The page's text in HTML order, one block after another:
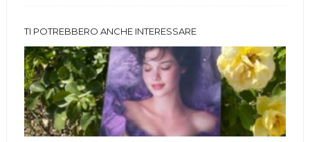
TI POTREBBERO ANCHE INTERESSARE